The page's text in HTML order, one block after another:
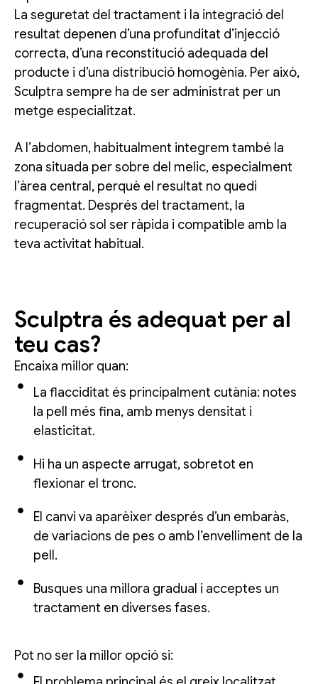
La seguretat del tractament i la integració del
resultat depenen d’una profunditat d’injecció
correcta, d’una reconstitució adequada del
producte i d’una distribució homogènia. Per això,
Sculptra sempre ha de ser administrat per un
metge especialitzat.
A l’abdomen, habitualment integrem també la
zona situada per sobre del melic, especialment
l’àrea central, perquè el resultat no quedi
fragmentat. Després del tractament, la
recuperació sol ser ràpida i compatible amb la
teva activitat habitual.
Sculptra és adequat per al
teu cas?
Encaixa millor quan:
La flacciditat és principalment cutània: notes
la pell més fina, amb menys densitat i
elasticitat.
Hi ha un aspecte arrugat, sobretot en
flexionar el tronc.
El canvi va aparèixer després d’un embaràs,
de variacions de pes o amb l’envelliment de la
pell.
Busques una millora gradual i acceptes un
tractament en diverses fases.
Pot no ser la millor opció si: